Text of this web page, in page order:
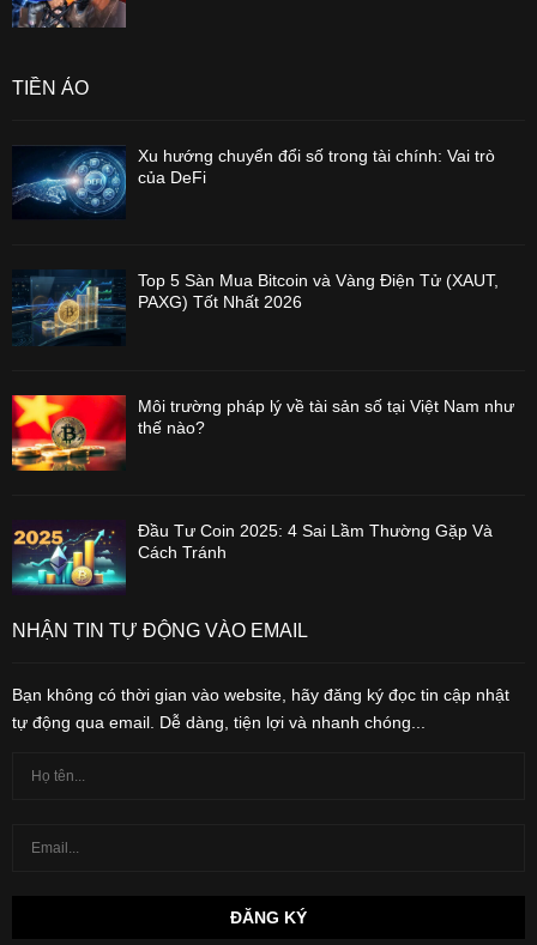
TIỀN ẢO
Xu hướng chuyển đổi số trong tài chính: Vai trò
của DeFi
Top 5 Sàn Mua Bitcoin và Vàng Điện Tử (XAUT,
PAXG) Tốt Nhất 2026
Môi trường pháp lý về tài sản số tại Việt Nam như
thế nào?
Đầu Tư Coin 2025: 4 Sai Lầm Thường Gặp Và
Cách Tránh
NHẬN TIN TỰ ĐỘNG VÀO EMAIL
Bạn không có thời gian vào website, hãy đăng ký đọc tin cập nhật
tự động qua email. Dễ dàng, tiện lợi và nhanh chóng...